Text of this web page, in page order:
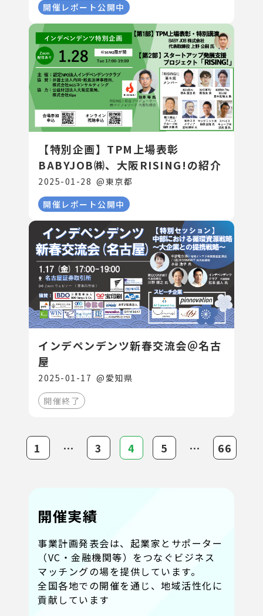
開催レポート公開中
【特別企画】TPM上場表彰
BABYJOB㈱、大阪RISING!の紹介
2025-01-28 @東京都
開催レポート公開中
インデペンデンツ新春交流会＠名古
屋
2025-01-17 @ 愛知県
開催終了
1 ⋯ 3 4 5 ⋯ 66
開催実績
事業計画発表会は、起業家とサポーター
（VC・金融機関等）をつなぐビジネス
マッチングの場を提供しています。
全国各地での開催を通じ、地域活性化に
貢献しています